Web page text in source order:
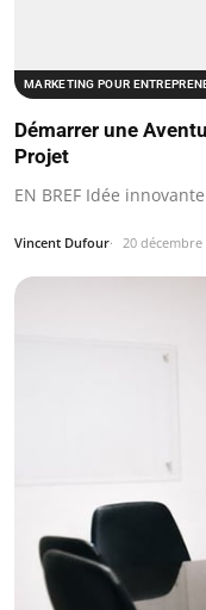
MARKETING POUR
Démarrer une
Projet
EN BREF Idée
Vincent Dufour 20 décembre